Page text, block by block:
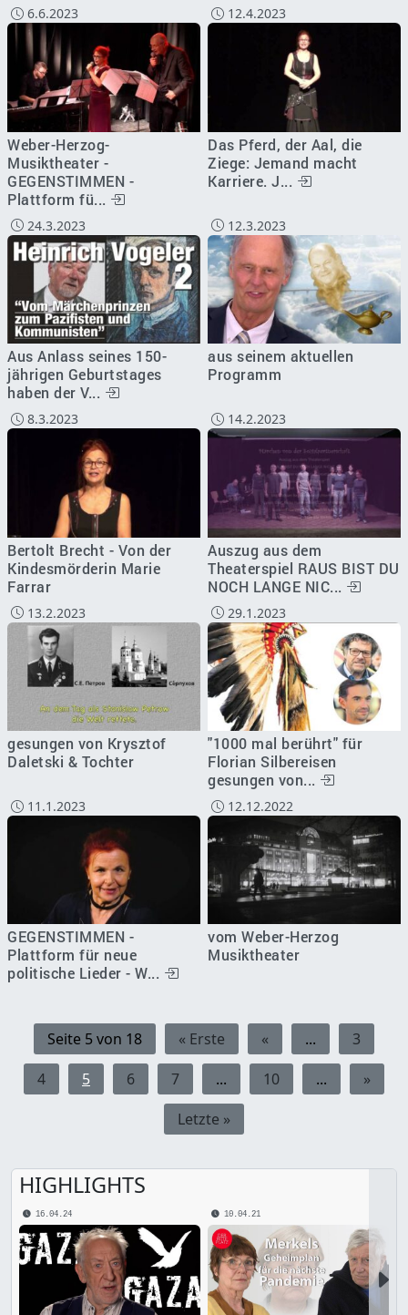
6.6.2023
Weber-Herzog-
Musiktheater -
GEGENSTIMMEN -
Plattform fü...
12.4.2023
Das Pferd, der Aal, die
Ziege: Jemand macht
Karriere. J...
24.3.2023
Aus Anlass seines 150-
jährigen Geburtstages
haben der V...
12.3.2023
aus seinem aktuellen
Programm
8.3.2023
Bertolt Brecht - Von der
Kindesmörderin Marie
Farrar
14.2.2023
Auszug aus dem
Theaterspiel RAUS BIST DU
NOCH LANGE NIC...
13.2.2023
gesungen von Krysztof
Daletski & Tochter
29.1.2023
"1000 mal berührt" für
Florian Silbereisen
gesungen von...
11.1.2023
GEGENSTIMMEN -
Plattform für neue
politische Lieder - W...
12.12.2022
vom Weber-Herzog
Musiktheater
Seite 5 von 18 « Erste « ...
3
4
5 6 7 ... 10 ...
»
Letzte »
HIGHLIGHTS
16.04.24 10.04.21